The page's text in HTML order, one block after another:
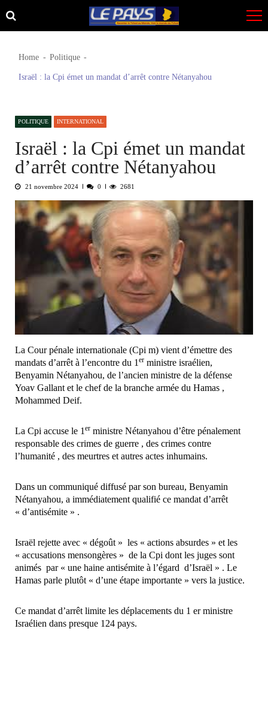
Skip
to
Skip
to
Home Politique
Israël : la Cpi émet un mandat d’arrêt contre Nétanyahou
POLITIQUE INTERNATIONAL
Israël : la Cpi émet un mandat
d’arrêt contre Nétanyahou
21 novembre 2024 0 2681
La Cour pénale internationale (Cpi m) vient d’émettre des
mandats d’arrêt à l’encontre du 1 er ministre israélien,
Benyamin Nétanyahou, de l’ancien ministre de la défense
Yoav Gallant et le chef de la branche armée du Hamas ,
Mohammed Deif.
La Cpi accuse le 1 er ministre Nétanyahou d’être pénalement
responsable des crimes de guerre , des crimes contre
l’humanité , des meurtres et autres actes inhumains.
Dans un communiqué diffusé par son bureau, Benyamin
Nétanyahou, a immédiatement qualifié ce mandat d’arrêt
« d’antisémite » .
Israël rejette avec « dégoût » les « actions absurdes » et les
« accusations mensongères » de la Cpi dont les juges sont
animés par « une haine antisémite à l’égard d’Israël » . Le
Hamas parle plutôt « d’une étape importante » vers la justice.
Ce mandat d’arrêt limite les déplacements du 1 er ministre
Israélien dans presque 124 pays.